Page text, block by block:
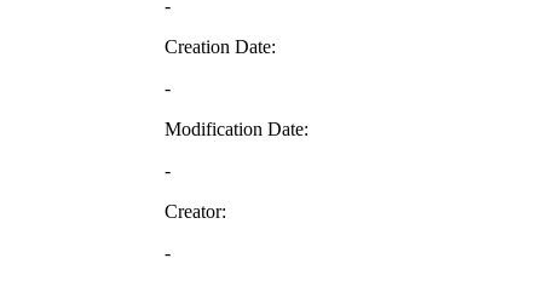
-
Creation Date:
-
Modification Date:
-
Creator:
-